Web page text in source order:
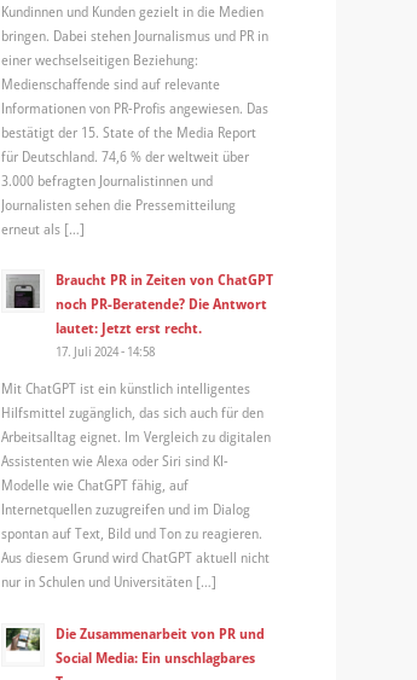
Kundinnen und Kunden gezielt in die Medien
bringen. Dabei stehen Journalismus und PR in
einer wechselseitigen Beziehung:
Medienschaffende sind auf relevante
Informationen von PR-Profis angewiesen. Das
bestätigt der 15. State of the Media Report
für Deutschland. 74,6 % der weltweit über
3.000 befragten Journalistinnen und
Journalisten sehen die Pressemitteilung
erneut als […]
Braucht PR in Zeiten von ChatGPT
noch PR-Beratende? Die Antwort
lautet: Jetzt erst recht.
17. Juli 2024 - 14:58
Mit ChatGPT ist ein künstlich intelligentes
Hilfsmittel zugänglich, das sich auch für den
Arbeitsalltag eignet. Im Vergleich zu digitalen
Assistenten wie Alexa oder Siri sind KI-
Modelle wie ChatGPT fähig, auf
Internetquellen zuzugreifen und im Dialog
spontan auf Text, Bild und Ton zu reagieren.
Aus diesem Grund wird ChatGPT aktuell nicht
nur in Schulen und Universitäten […]
Die Zusammenarbeit von PR und
Social Media: Ein unschlagbares